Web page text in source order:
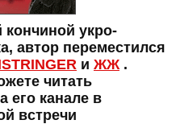
кончиной укро-
автор переместился
и ЖЖ .
читать
его канале в
встречи